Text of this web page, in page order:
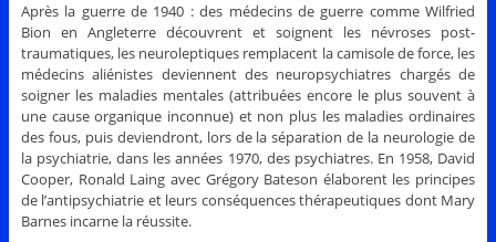
Après la guerre de 1940 : des médecins de guerre comme Wilfried
Bion en Angleterre découvrent et soignent les névroses post-
traumatiques, les neuroleptiques remplacent la camisole de force, les
médecins aliénistes deviennent des neuropsychiatres chargés de
soigner les maladies mentales (attribuées encore le plus souvent à
une cause organique inconnue) et non plus les maladies ordinaires
des fous, puis deviendront, lors de la séparation de la neurologie de
la psychiatrie, dans les années 1970, des psychiatres. En 1958, David
Cooper, Ronald Laing avec Grégory Bateson élaborent les principes
de l’antipsychiatrie et leurs conséquences thérapeutiques dont Mary
Barnes incarne la réussite.